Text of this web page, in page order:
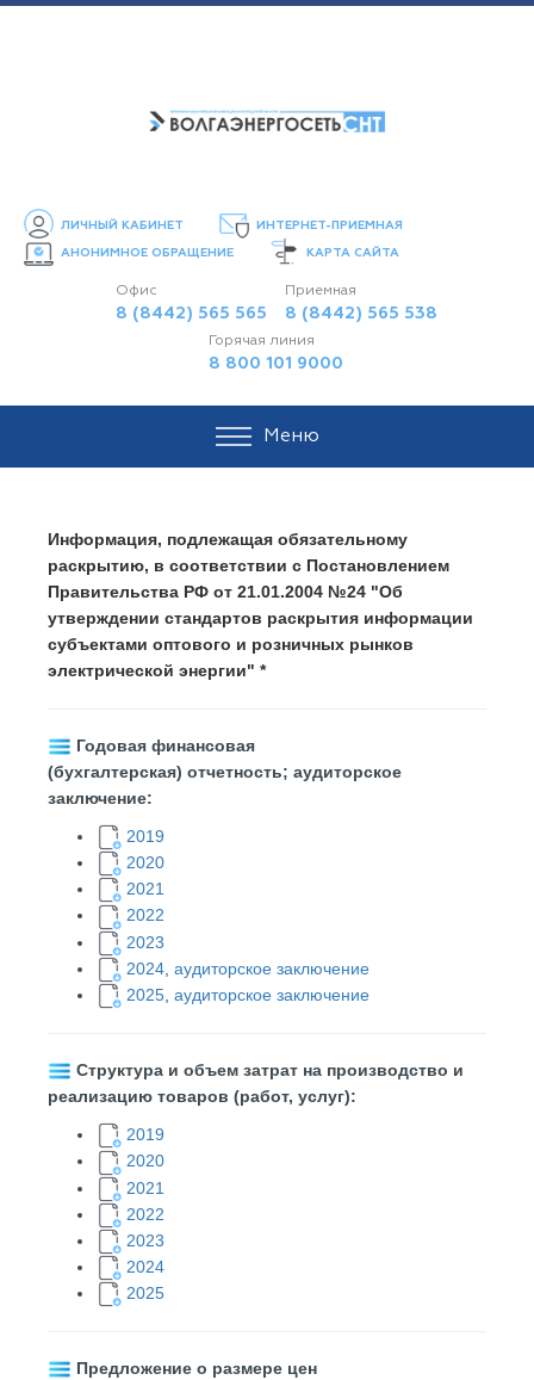
ЛИЧНЫЙ КАБИНЕТ ИНТЕРНЕТ-ПРИЕМНАЯ
АНОНИМНОЕ ОБРАЩЕНИЕ КАРТА САЙТА
Офис
8 (8442) 565 565
Приемная
8 (8442) 565 538
Горячая линия
8 800 101 9000
Меню
Информация, подлежащая обязательному
раскрытию, в соответствии с Постановлением
Правительства РФ от 21.01.2004 №24 "Об
утверждении стандартов раскрытия информации
субъектами оптового и розничных рынков
электрической энергии" *
Годовая финансовая
(бухгалтерская) отчетность; аудиторское
заключение:
2019
2020
2021
2022
2023
2024 аудиторское заключение
2025 аудиторское заключение
Структура и объем затрат на производство и
реализацию товаров (работ, услуг):
2019
2020
2021
2022
2023
2024
2025
Предложение о размере цен